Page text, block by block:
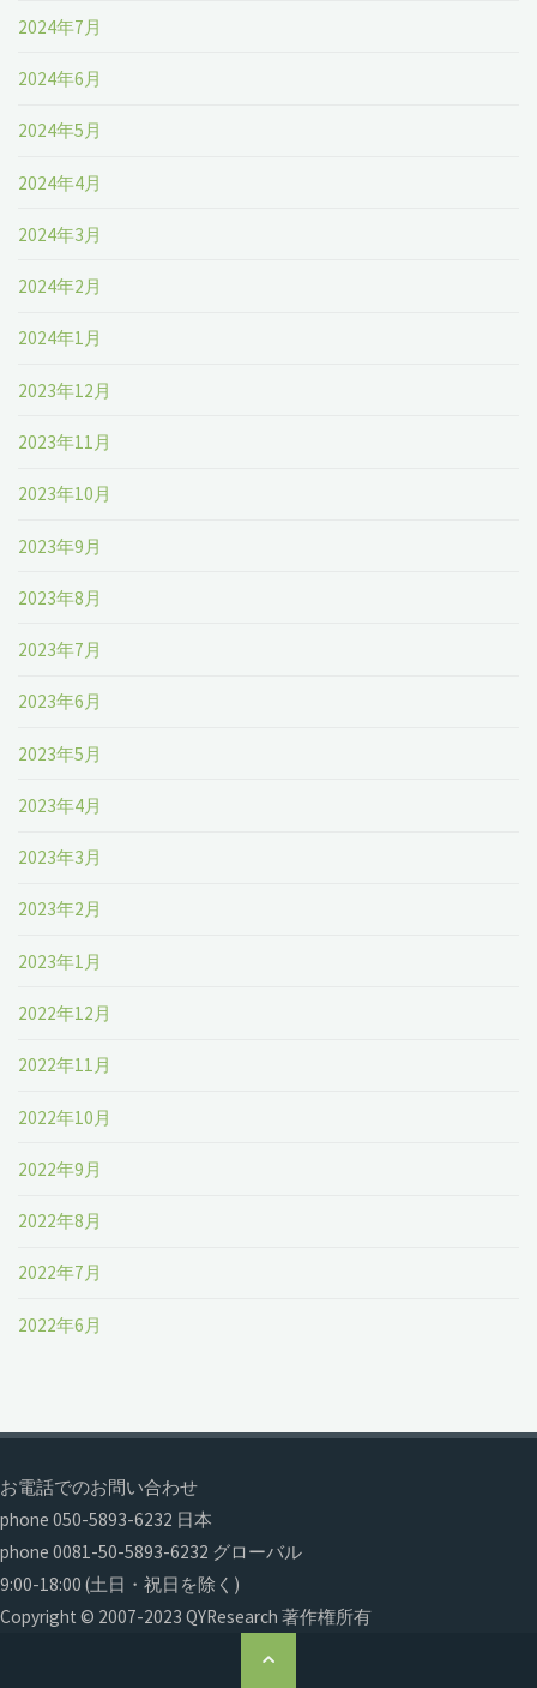
2024年7月
2024年6月
2024年5月
2024年4月
2024年3月
2024年2月
2024年1月
2023年12月
2023年11月
2023年10月
2023年9月
2023年8月
2023年7月
2023年6月
2023年5月
2023年4月
2023年3月
2023年2月
2023年1月
2022年12月
2022年11月
2022年10月
2022年9月
2022年8月
2022年7月
2022年6月
お電話でのお問い合わせ
phone 050-5893-6232 日本
phone 0081-50-5893-6232 グローバル
9:00-18:00 (土日・祝日を除く)
Copyright © 2007-2023 QYResearch 著作権所有
ト